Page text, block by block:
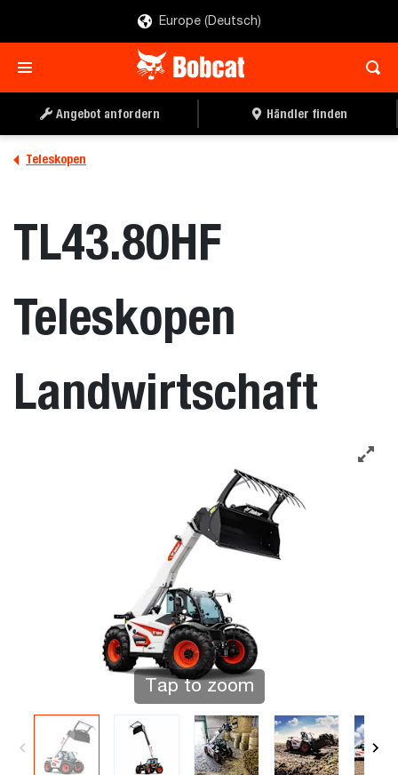
Europe (Deutsch)
Angebot anfordern Händler finden
Teleskopen
TL43.80HF
Teleskopen
Landwirtschaft
Tap to zoom
ANGEBOT ANFORDERN HÄNDLER FINDEN